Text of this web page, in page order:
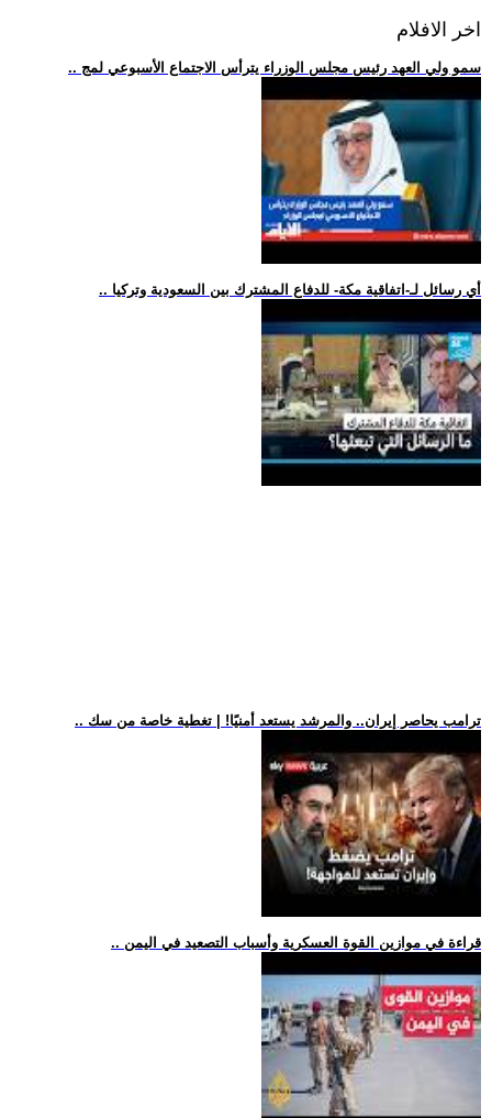
اخر الافلام
.. سمو ولي العهد رئيس مجلس الوزراء يترأس الاجتماع الأسبوعي لمج
.. أي رسائل لـ-اتفاقية مكة- للدفاع المشترك بين السعودية وتركيا
.. ترامب يحاصر إيران.. والمرشد يستعد أمنيًا! | تغطية خاصة من سك
.. قراءة في موازين القوة العسكرية وأسباب التصعيد في اليمن